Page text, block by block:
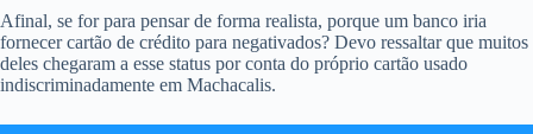
Afinal, se for para pensar de forma realista, porque um banco iria
fornecer cartão de crédito para negativados? Devo ressaltar que muitos
deles chegaram a esse status por conta do próprio cartão usado
indiscriminadamente em Machacalis.